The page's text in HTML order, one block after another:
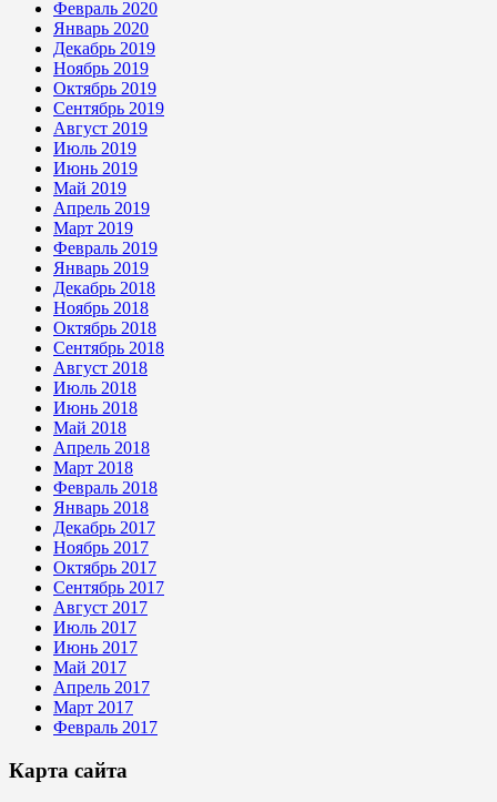
Февраль 2020
Январь 2020
Декабрь 2019
Ноябрь 2019
Октябрь 2019
Сентябрь 2019
Август 2019
Июль 2019
Июнь 2019
Май 2019
Апрель 2019
Март 2019
Февраль 2019
Январь 2019
Декабрь 2018
Ноябрь 2018
Октябрь 2018
Сентябрь 2018
Август 2018
Июль 2018
Июнь 2018
Май 2018
Апрель 2018
Март 2018
Февраль 2018
Январь 2018
Декабрь 2017
Ноябрь 2017
Октябрь 2017
Сентябрь 2017
Август 2017
Июль 2017
Июнь 2017
Май 2017
Апрель 2017
Март 2017
Февраль 2017
Карта сайта